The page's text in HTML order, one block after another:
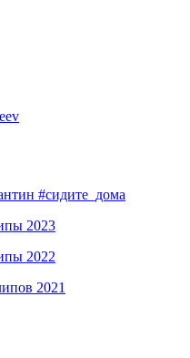
#сидите_дома
2023
2022
2021